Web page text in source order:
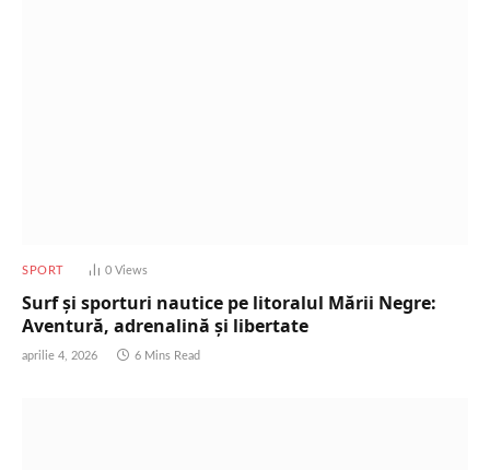
SPORT 0 Views
Surf și sporturi nautice pe litoralul Mării Negre:
Aventură, adrenalină și libertate
aprilie 4, 2026 6 Mins Read